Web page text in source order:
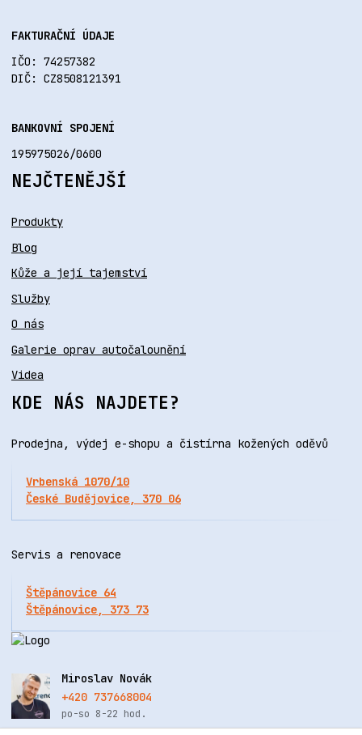
FAKTURAČNÍ ÚDAJE
IČO: 74257382
DIČ: CZ8508121391
BANKOVNÍ SPOJENÍ
195975026/0600
NEJČTENĚJŠÍ
Produkty
Blog
Kůže a její tajemství
Služby
O nás
Galerie oprav autočalounění
Videa
KDE NÁS NAJDETE?
Prodejna, výdej e-shopu a čistírna kožených oděvů
Vrbenská 1070/10
České Budějovice, 370 06
Servis a renovace
Štěpánovice 64
Štěpánovice, 373 73
Miroslav Novák
+420 737668004
po-so 8-22 hod.